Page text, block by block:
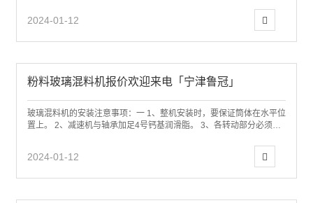
2024-01-12
粉料玻璃混料机报价欢迎来电「宁津鲁冠」
玻璃混料机的安装注意事项：一 1、整机安装时，要保证筒体在水平位
置上。 2、减速机与轴承加足4号钙基润滑脂。 3、各转动部分必须灵
2024-01-12